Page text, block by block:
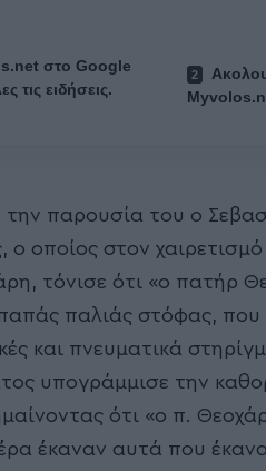
στο Google
τις ειδήσεις.
την παρουσία του ο
ο οποίος στον
τόνισε ότι «ο πατήρ
παλιάς στόφας,
και πνευματικά
υπογράμμισε την
ότι «ο π.
έκαναν αυτά που